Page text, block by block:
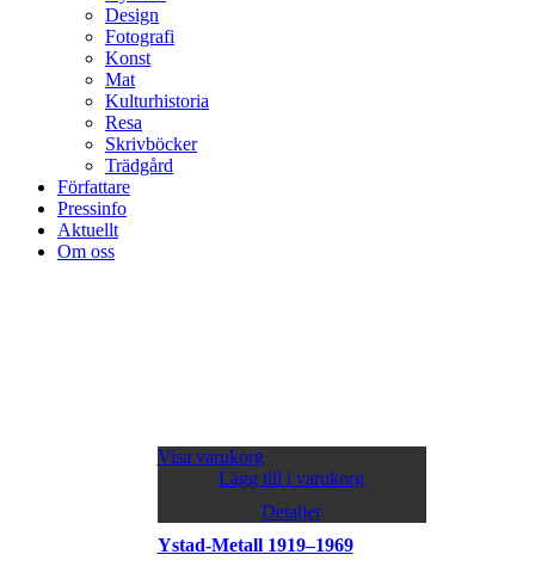
Design
Fotografi
Konst
Mat
Kulturhistoria
Resa
Skrivböcker
Trädgård
Författare
Pressinfo
Aktuellt
Om oss
Visa varukorg
Lägg till i varukorg
Detaljer
Ystad-Metall 1919–1969